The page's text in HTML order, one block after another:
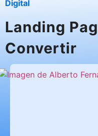
Digital
Landing
Convertir